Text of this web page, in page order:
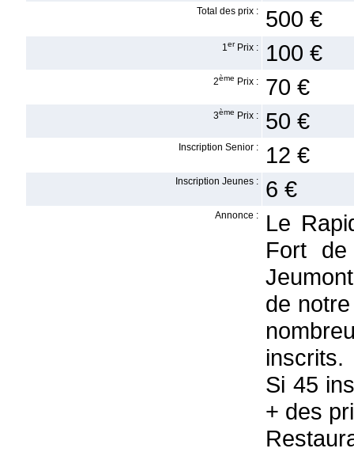
Total des prix : 500 €
1er Prix : 100 €
2ème Prix : 70 €
3ème Prix : 50 €
Inscription Senior : 12 €
Inscription Jeunes : 6 €
Annonce :
Le
Fort
de
inscrits.
Si 45
+ des